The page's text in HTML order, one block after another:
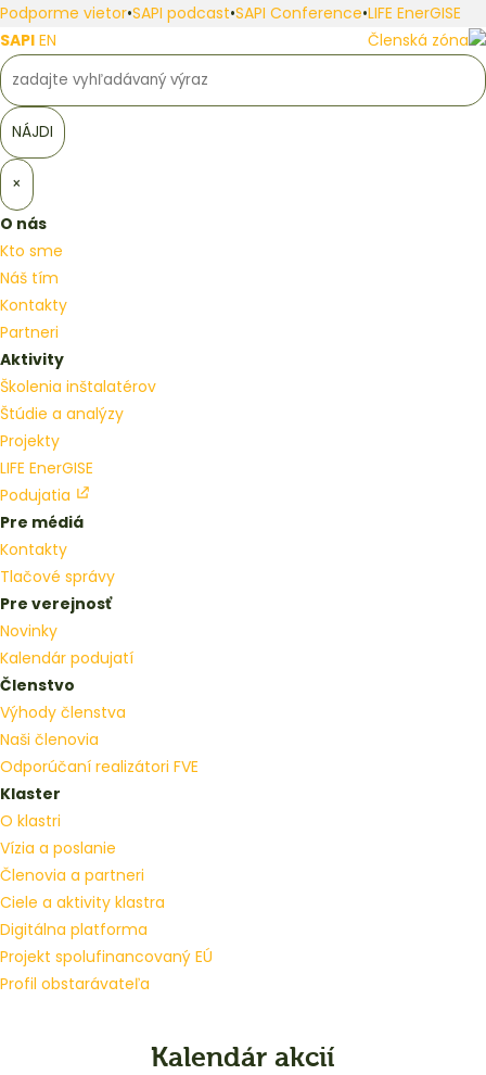
Podporme vietor•SAPI podcast•SAPI Conference•LIFE EnerGISE
SAPI EN Členská zóna
×
O nás
Kto sme
Náš tím
Kontakty
Partneri
Aktivity
Školenia inštalatérov
Štúdie a analýzy
Projekty
LIFE EnerGISE
Podujatia
Pre médiá
Kontakty
Tlačové správy
Pre verejnosť
Novinky
Kalendár podujatí
Členstvo
Výhody členstva
Naši členovia
Odporúčaní realizátori FVE
Klaster
O klastri
Vízia a poslanie
Členovia a partneri
Ciele a aktivity klastra
Digitálna platforma
Projekt spolufinancovaný EÚ
Profil obstarávateľa
Kalendár akcií